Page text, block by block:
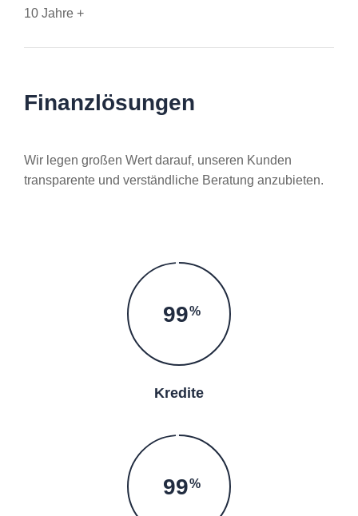
10 Jahre +
Finanzlösungen
Wir legen großen Wert darauf, unseren Kunden
transparente und verständliche Beratung anzubieten.
99%
Kredite
99%